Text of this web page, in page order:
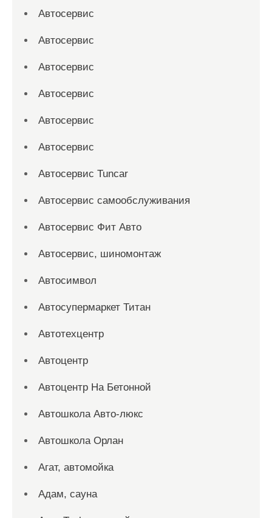
Автосервис
Автосервис
Автосервис
Автосервис
Автосервис
Автосервис
Автосервис Tuncar
Автосервис самообслуживания
Автосервис Фит Авто
Автосервис, шиномонтаж
Автосимвол
Автосупермаркет Титан
Автотехцентр
Автоцентр
Автоцентр На Бетонной
Автошкола Авто-люкс
Автошкола Орлан
Агат, автомойка
Адам, сауна